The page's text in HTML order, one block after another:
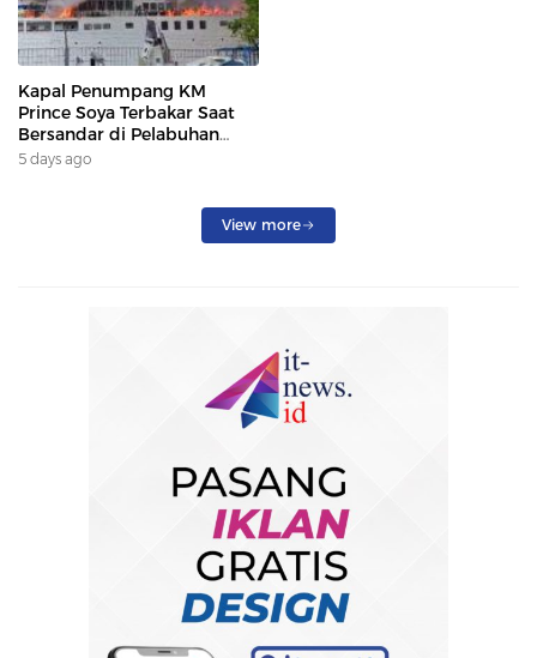
Kapal Penumpang KM
Prince Soya Terbakar Saat
Bersandar di Pelabuhan
Samarinda, Keberangkatan
5 days ago
View more